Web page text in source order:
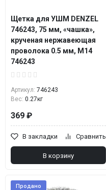
Щетка для УШМ DENZEL
746243, 75 мм, «чашка»,
крученая нержавеющая
проволока 0.5 мм, М14
746243
Артикул: 746243
Вес: 0.27кг
369 ₽
В закладки Сравнить
В корзину
Продано